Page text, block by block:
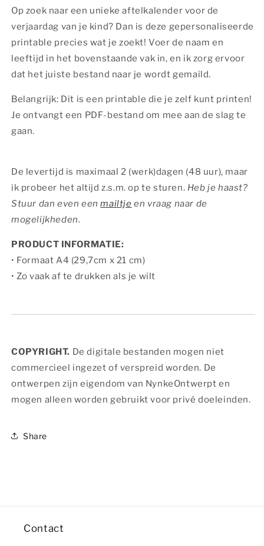
|
Meisje
Printable
|
Meisje
Printable
Op zoek naar een unieke aftelkalender voor de
verjaardag van je kind? Dan is deze gepersonaliseerde
printable precies wat je zoekt! Voer de naam en
leeftijd in het bovenstaande vak in, en ik zorg ervoor
dat het juiste bestand naar je wordt gemaild.
Belangrijk: Dit is een printable die je zelf kunt printen!
Je ontvangt een PDF-bestand om mee aan de slag te
gaan.
De levertijd is maximaal 2 (werk)dagen (48 uur), maar
ik probeer het altijd z.s.m. op te sturen. Heb je haast?
Stuur dan even eenmailtje en vraag naar de
mogelijkheden.
PRODUCT INFORMATIE:
• Formaat A4 (29,7cm x 21 cm)
• Zo vaak af te drukken als je wilt
COPYRIGHT. De digitale bestanden mogen niet
commercieel ingezet of verspreid worden. De
ontwerpen zijn eigendom van NynkeOntwerpt en
mogen alleen worden gebruikt voor privé doeleinden.
Share
Contact